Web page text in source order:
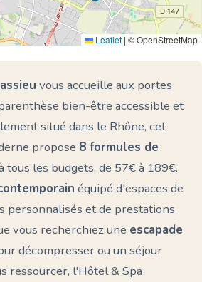
Leaflet | © OpenStreetMap
vous accueille aux portes
bien-être accessible et
situé dans le Rhône, cet
propose 8 formules de
tous les budgets, de 57€ à 189€.
équipé d'espaces de
personnalisés et de prestations
vous recherchiez une escapade
décompresser ou un séjour
ressourcer, l'Hôtel & Spa